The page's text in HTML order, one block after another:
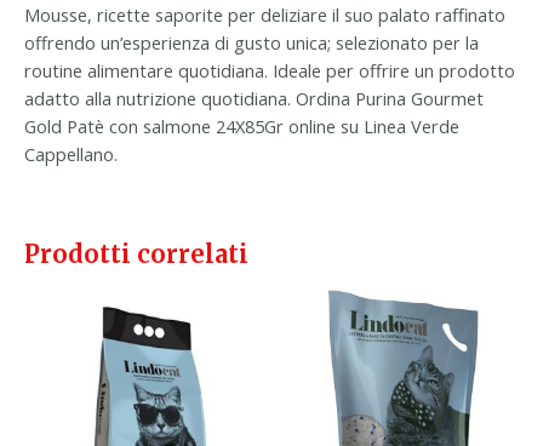
Mousse, ricette saporite per deliziare il suo palato raffinato
offrendo un’esperienza di gusto unica; selezionato per la
routine alimentare quotidiana. Ideale per offrire un prodotto
adatto alla nutrizione quotidiana. Ordina Purina Gourmet
Gold Patè con salmone 24X85Gr online su Linea Verde
Cappellano.
Prodotti correlati